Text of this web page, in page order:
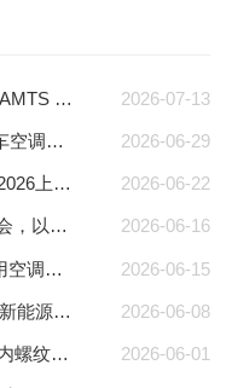
2026-07-13
格雷希尔携创新密封测试方案惊艳AMTS 2026，圆满收官
2026-06-29
格雷希尔G72R快速密封接头：汽车空调异型管口测试方案
2026-06-22
格雷希尔GripSeal即将亮相AMTS 2026上海展，以密封技术赋能汽车制造
2026-06-16
格雷希尔GripSeal亮相欧洲行业盛会，以快速密封技术赋能欧洲新能源产业链
2026-06-15
格雷希尔G70P快速密封接头：车用空调气密测试的可靠选择
2026-06-08
格雷希尔快速密封接头：高效应对新能源电池包防爆阀测试难题
2026-06-01
格雷希尔G80系列：面向制动卡钳内螺纹的高压密封连接方案